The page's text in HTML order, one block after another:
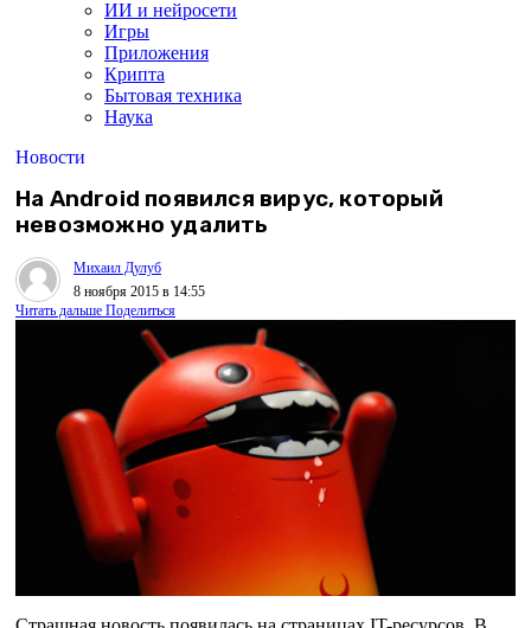
ИИ и нейросети
Игры
Приложения
Крипта
Бытовая техника
Наука
Новости
На Android появился вирус, который
невозможно удалить
Михаил Дулуб
8 ноября 2015 в 14:55
Читать дальше Поделиться